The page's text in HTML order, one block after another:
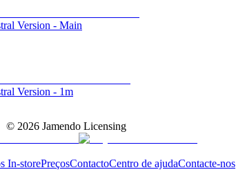
Version - Main
Version - 1m
© 2026 Jamendo Licensing
In-storePreçosContactoCentro de ajudaContacte-nos